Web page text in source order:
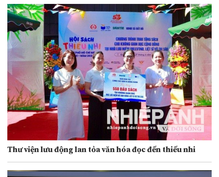
Thư viện lưu động lan tỏa văn hóa đọc đến thiếu nhi